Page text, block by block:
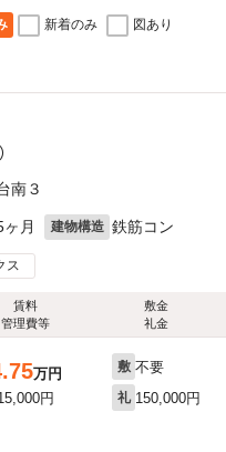
新着のみ 図あり
南３
月 建物構造 鉄筋コン
ス
賃料
管理費等
敷金
礼金
万円
円
敷 不要
礼 150,000円